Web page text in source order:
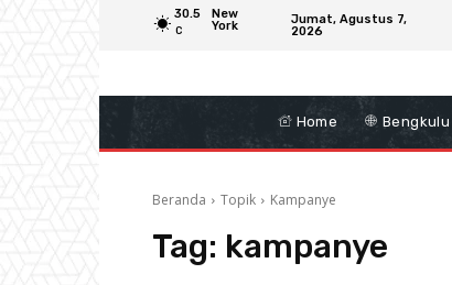
30.5
C
New
York
Jumat, Agustus 7,
2026
Home Bengkulu
Beranda Topik Kampanye
Tag: kampanye